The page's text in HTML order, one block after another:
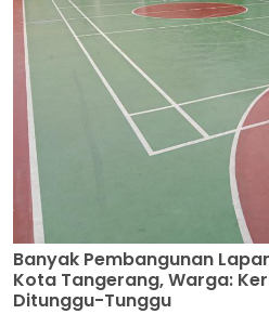
Banyak Pembangunan
Kota Tangerang, Warga:
Ditunggu-Tunggu